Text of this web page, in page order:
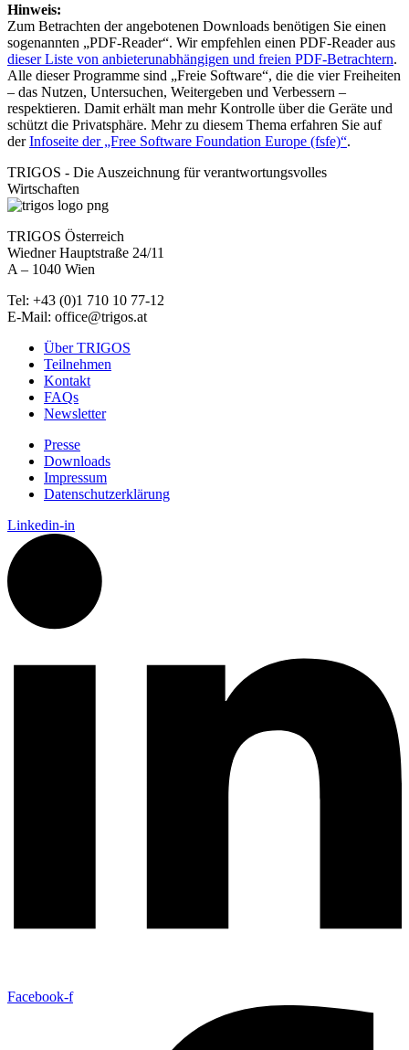
Hinweis:
Zum Betrachten der angebotenen Downloads benötigen Sie einen
sogenannten „PDF-Reader“. Wir empfehlen einen PDF-Reader aus
dieser Liste von anbieterunabhängigen und freien PDF-Betrachtern.
Alle dieser Programme sind „Freie Software“, die die vier Freiheiten
– das Nutzen, Untersuchen, Weitergeben und Verbessern –
respektieren. Damit erhält man mehr Kontrolle über die Geräte und
schützt die Privatsphäre. Mehr zu diesem Thema erfahren Sie auf
derInfoseite der „Free Software Foundation Europe (fsfe)“.
TRIGOS - Die Auszeichnung für verantwortungsvolles
Wirtschaften
TRIGOS Österreich
Wiedner Hauptstraße 24/11
A – 1040 Wien
Tel: +43 (0)1 710 10 77-12
E-Mail: office@trigos.at
Über TRIGOS
Teilnehmen
Kontakt
FAQs
Newsletter
Presse
Downloads
Impressum
Datenschutzerklärung
Linkedin-in
Facebook-f